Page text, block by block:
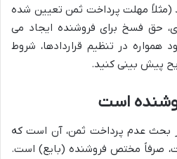
(مثلاً مهلت پرداخت ثمن تعیین شده
حق فسخ برای فروشنده ایجاد می
همواره در تنظیم قراردادها، شروط
پیش بینی کنید.
است
بحث عدم پرداخت ثمن، آن است که
صرفاً مختص فروشنده (بایع) است.